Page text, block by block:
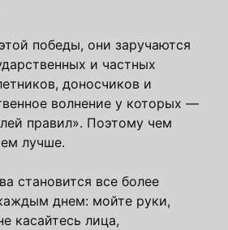
победы, они заручаются
и частных
доносчиков и
волнение у которых —
правил». Поэтому чем
лучше.
становится все более
днем: мойте руки,
касайтесь лица,